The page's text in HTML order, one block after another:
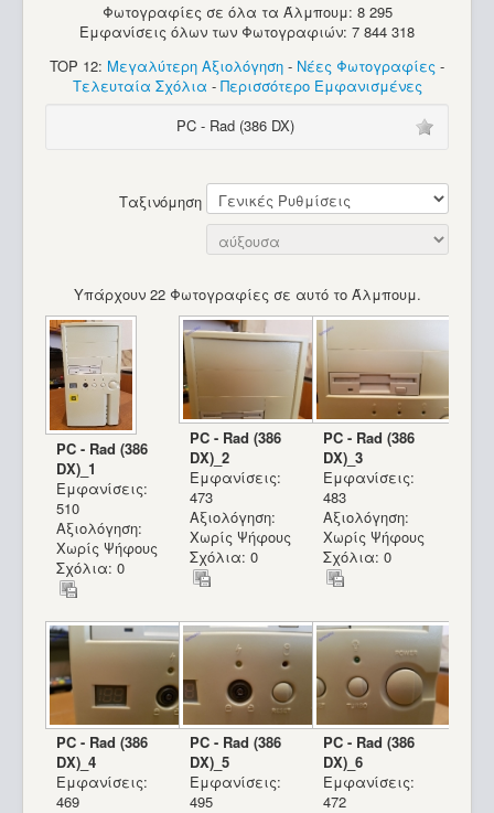
Commodore SX-64
Commodore SX-64_1
Φωτογραφίες σε όλα τα Άλμπουμ: 8 295
Εμφανίσεις όλων των Φωτογραφιών: 7 844 318
TOP 12: Μεγαλύτερη Αξιολόγηση - Νέες Φωτογραφίες -
Τελευταία Σχόλια - Περισσότερο Εμφανισμένες
PC - Rad (386 DX)
Ταξινόμηση
Υπάρχουν 22 Φωτογραφίες σε αυτό το Άλμπουμ.
PC - Rad (386
DX)_1
Εμφανίσεις:
510
Αξιολόγηση:
Χωρίς Ψήφους
Σχόλια: 0
PC - Rad (386
DX)_2
Εμφανίσεις:
473
Αξιολόγηση:
Χωρίς Ψήφους
Σχόλια: 0
PC - Rad (386
DX)_3
Εμφανίσεις:
483
Αξιολόγηση:
Χωρίς Ψήφους
Σχόλια: 0
PC - Rad (386
DX)_4
Εμφανίσεις:
469
PC - Rad (386
DX)_5
Εμφανίσεις:
495
PC - Rad (386
DX)_6
Εμφανίσεις:
472